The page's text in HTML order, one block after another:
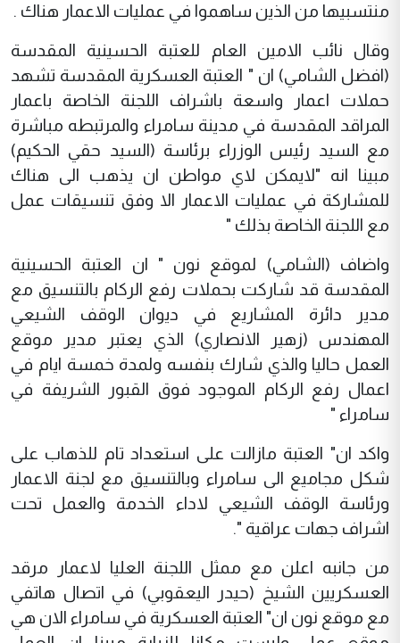
منتسبيها من الذين ساهموا في عمليات الاعمار هناك .
وقال نائب الامين العام للعتبة الحسينية المقدسة
(افضل الشامي) ان " العتبة العسكرية المقدسة تشهد
حملات اعمار واسعة باشراف اللجنة الخاصة باعمار
المراقد المقدسة في مدينة سامراء والمرتبطه مباشرة
مع السيد رئيس الوزراء برئاسة (السيد حقي الحكيم)
مبينا انه "لايمكن لاي مواطن ان يذهب الى هناك
للمشاركة في عمليات الاعمار الا وفق تنسيقات عمل
مع اللجنة الخاصة بذلك "
واضاف (الشامي) لموقع نون " ان العتبة الحسينية
المقدسة قد شاركت بحملات رفع الركام بالتنسيق مع
مدير دائرة المشاريع في ديوان الوقف الشيعي
المهندس (زهير الانصاري) الذي يعتبر مدير موقع
العمل حاليا والذي شارك بنفسه ولمدة خمسة ايام في
اعمال رفع الركام الموجود فوق القبور الشريفة في
سامراء "
واكد ان" العتبة مازالت على استعداد تام للذهاب على
شكل مجاميع الى سامراء وبالتنسيق مع لجنة الاعمار
ورئاسة الوقف الشيعي لاداء الخدمة والعمل تحت
اشراف جهات عراقية ".
من جانبه اعلن مع ممثل اللجنة العليا لاعمار مرقد
العسكريين الشيخ (حيدر اليعقوبي) في اتصال هاتفي
مع موقع نون ان" العتبة العسكرية في سامراء الان هي